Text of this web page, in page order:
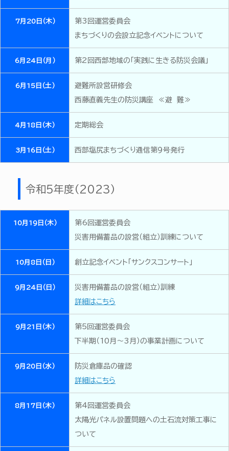
7月20日（木）
第3回運営委員会
まちづくりの会設立記念イベントについて
6月24日（月） 第2回西部地域の「実践に生きる防災会議」
6月15日（土）
避難所設営研修会
西藤直義先生の防災講座 ≪避 難≫
4月18日（木） 定期総会
3月16日（土） 西部塩尻まちづくり通信第９号発行
令和5年度（2023）
10月19日（木）
第6回運営委員会
災害用備蓄品の設営（組立）訓練について
10月8日（日） 創立記念イベント「サンクスコンサート」
9月24日（日）
災害用備蓄品の設営（組立）訓練
詳細はこちら
9月21日（木）
第5回運営委員会
下半期（10月～3月）の事業計画について
9月20日（水）
防災倉庫品の確認
詳細はこちら
8月17日（木）
第4回運営委員会
太陽光パネル設置問題への土石流対策工事に
ついて